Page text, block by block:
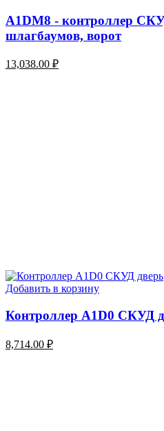
A1DM8 - контроллер
шлагбаумов, ворот
13,038.00 ₽
Добавить в корзину
Контроллер A1D0 СКУД
8,714.00 ₽